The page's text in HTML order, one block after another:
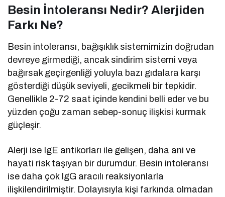
Besin İntoleransı Nedir? Alerjiden
Farkı Ne?
Besin intoleransı, bağışıklık sistemimizin doğrudan
devreye girmediği, ancak sindirim sistemi veya
bağırsak geçirgenliği yoluyla bazı gıdalara karşı
gösterdiği düşük seviyeli, gecikmeli bir tepkidir.
Genellikle 2-72 saat içinde kendini belli eder ve bu
yüzden çoğu zaman sebep-sonuç ilişkisi kurmak
güçleşir.
Alerji ise IgE antikorları ile gelişen, daha ani ve
hayati risk taşıyan bir durumdur. Besin intoleransı
ise daha çok IgG aracılı reaksiyonlarla
ilişkilendirilmiştir. Dolayısıyla kişi farkında olmadan